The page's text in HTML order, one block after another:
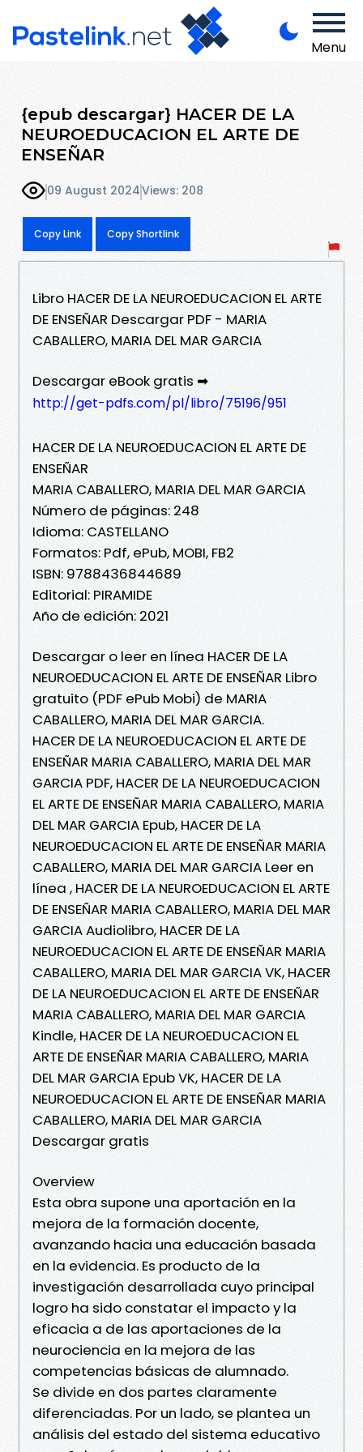
Menu
{epub descargar} HACER DE LA
NEUROEDUCACION EL ARTE DE
ENSEÑAR
09 August 2024Views: 208
Copy Link Copy Shortlink
Libro HACER DE LA NEUROEDUCACION EL ARTE
DE ENSEÑAR Descargar PDF - MARIA
CABALLERO, MARIA DEL MAR GARCIA
Descargar eBook gratis ➡
http://get-pdfs.com/pl/libro/75196/951
HACER DE LA NEUROEDUCACION EL ARTE DE
ENSEÑAR
MARIA CABALLERO, MARIA DEL MAR GARCIA
Número de páginas: 248
Idioma: CASTELLANO
Formatos: Pdf, ePub, MOBI, FB2
ISBN: 9788436844689
Editorial: PIRAMIDE
Año de edición: 2021
Descargar o leer en línea HACER DE LA
NEUROEDUCACION EL ARTE DE ENSEÑAR Libro
gratuito (PDF ePub Mobi) de MARIA
CABALLERO, MARIA DEL MAR GARCIA.
HACER DE LA NEUROEDUCACION EL ARTE DE
ENSEÑAR MARIA CABALLERO, MARIA DEL MAR
GARCIA PDF, HACER DE LA NEUROEDUCACION
EL ARTE DE ENSEÑAR MARIA CABALLERO, MARIA
DEL MAR GARCIA Epub, HACER DE LA
NEUROEDUCACION EL ARTE DE ENSEÑAR MARIA
CABALLERO, MARIA DEL MAR GARCIA Leer en
línea , HACER DE LA NEUROEDUCACION EL ARTE
DE ENSEÑAR MARIA CABALLERO, MARIA DEL MAR
GARCIA Audiolibro, HACER DE LA
NEUROEDUCACION EL ARTE DE ENSEÑAR MARIA
CABALLERO, MARIA DEL MAR GARCIA VK, HACER
DE LA NEUROEDUCACION EL ARTE DE ENSEÑAR
MARIA CABALLERO, MARIA DEL MAR GARCIA
Kindle, HACER DE LA NEUROEDUCACION EL
ARTE DE ENSEÑAR MARIA CABALLERO, MARIA
DEL MAR GARCIA Epub VK, HACER DE LA
NEUROEDUCACION EL ARTE DE ENSEÑAR MARIA
CABALLERO, MARIA DEL MAR GARCIA
Descargar gratis
Overview
Esta obra supone una aportación en la
mejora de la formación docente,
avanzando hacia una educación basada
en la evidencia. Es producto de la
investigación desarrollada cuyo principal
logro ha sido constatar el impacto y la
eficacia a de las aportaciones de la
neurociencia en la mejora de las
competencias básicas de alumnado.
Se divide en dos partes claramente
diferenciadas. Por un lado, se plantea un
análisis del estado del sistema educativo